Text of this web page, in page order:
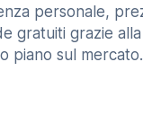
personale,
gratuiti grazie
piano sul mercato.